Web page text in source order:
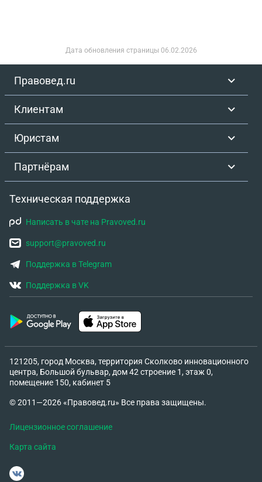
Дата обновления страницы 06.02.2026
Правовед.ru
Клиентам
Юристам
Партнёрам
Техническая поддержка
Написать в чате на Pravoved.ru
support@pravoved.ru
Поддержка в Telegram
Поддержка в VK
121205, город Москва, территория Сколково инновационного
центра, Большой бульвар, дом 42 строение 1, этаж 0,
помещение 150, кабинет 5
© 2011—2026 «Правовед.ru» Все права защищены.
Лицензионное соглашение
Карта сайта